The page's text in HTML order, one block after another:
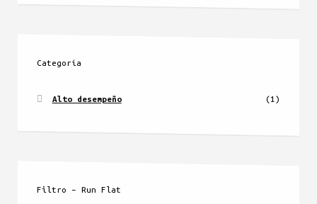
Categoría
Alto desempeño (1)
Filtro – Run Flat